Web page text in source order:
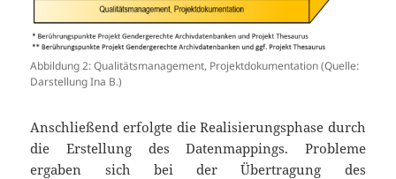
Abbildung 2: Qualitätsmanagement, Projektdokumentation (Quelle:
Darstellung Ina B.)
Anschließend erfolgte die Realisierungsphase durch
die Erstellung des Datenmappings. Probleme
ergaben sich bei der Übertragung des